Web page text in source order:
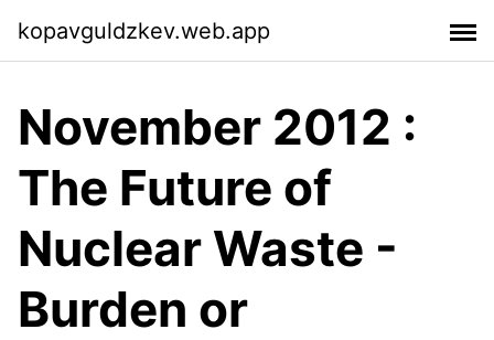
kopavguldzkev.web.app
November 2012 :
The Future of
Nuclear Waste -
Burden or